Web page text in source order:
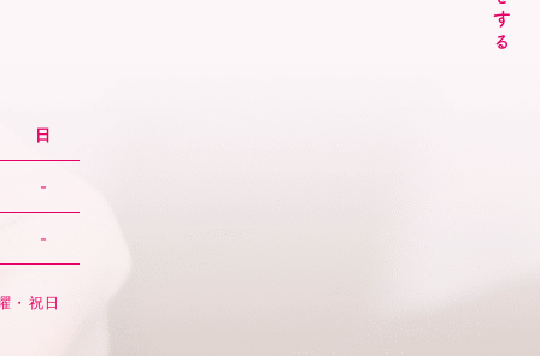
日
-
-
祝日